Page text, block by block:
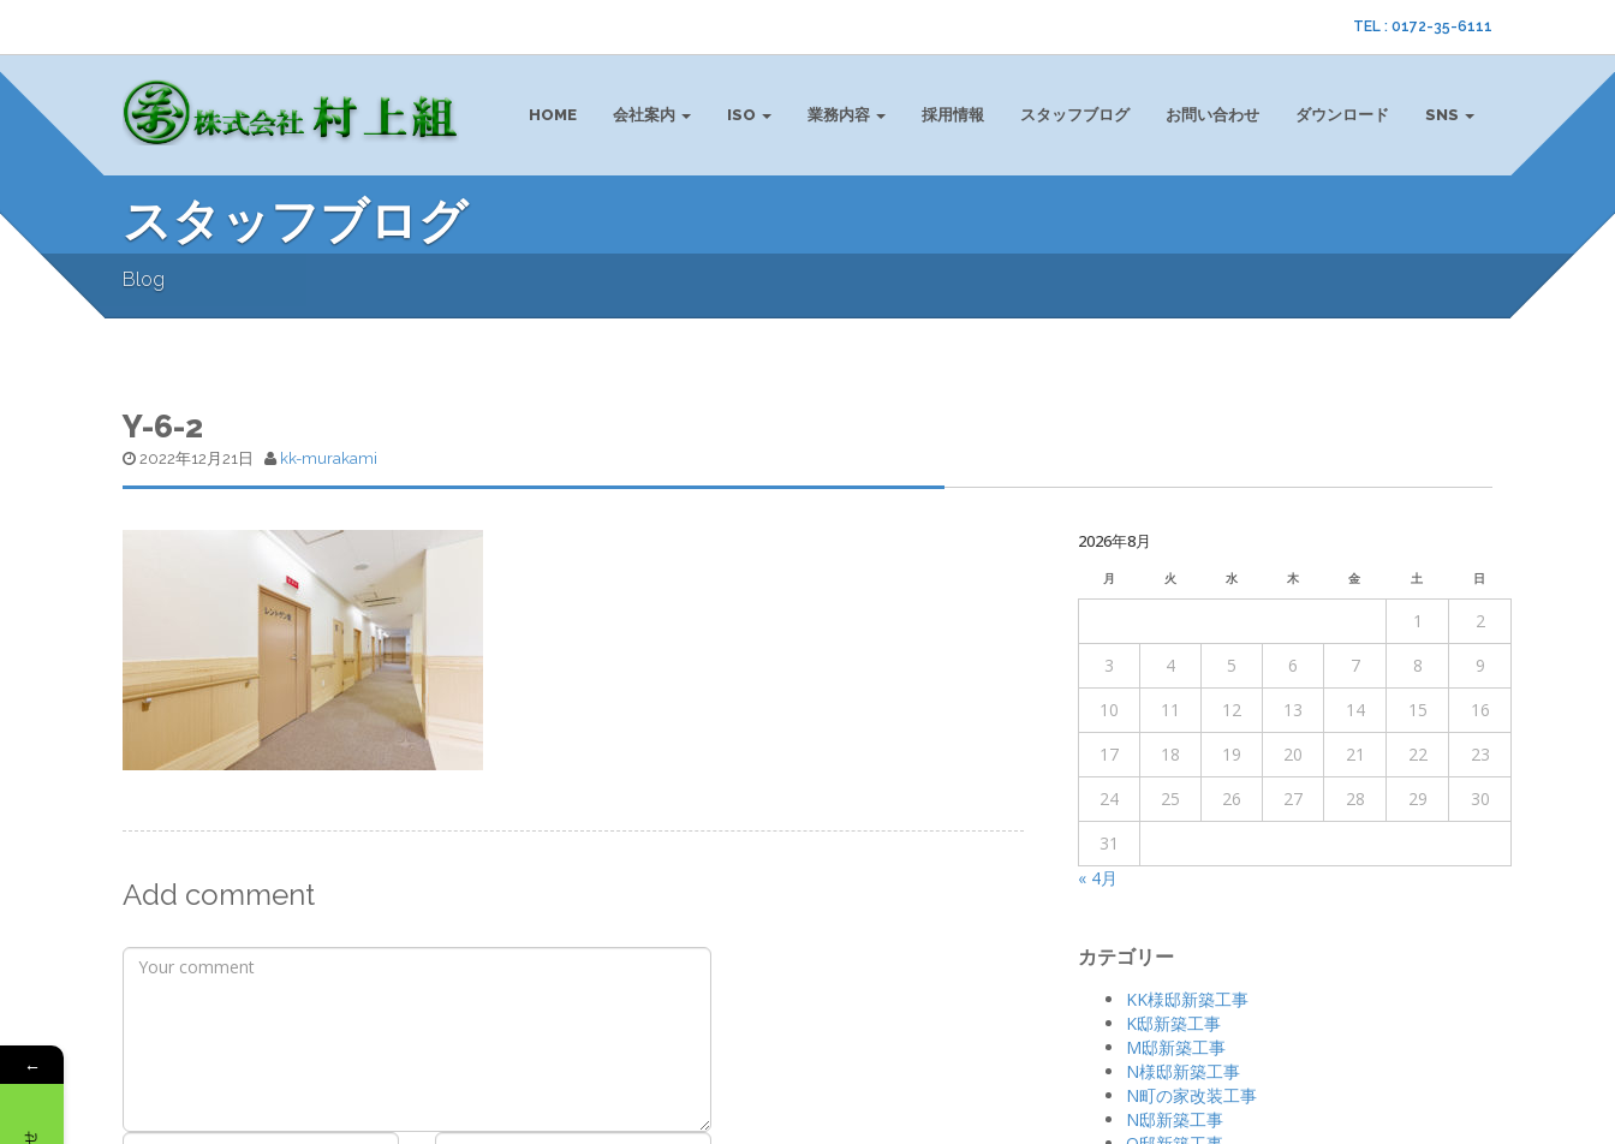
TEL : 0172-35-6111
HOME 会社案内 ISO 業務内容 採用情報 スタッフブログ お問い合わせ ダウンロード SNS
スタッフブログ
Blog
Y-6-2
2022年12月21日 kk-murakami
Add comment
2026年8月
月 火 水 木 金 土 日
1
2
3
4 5 6 7 8
9
10
11 12 13 14 15
16
17
18 19 20 21 22
23
24
25 26 27 28 29
30
31
« 4月
カテゴリー
KK様邸新築工事
K邸新築工事
M邸新築工事
N様邸新築工事
N町の家改装工事
N邸新築工事
←